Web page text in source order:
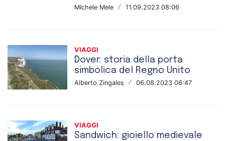
MIchele Mele / 11.09.2023 08:06
VIAGGI
Dover: storia della porta
simbolica del Regno Unito
Alberto Zingales / 06.08.2023 06:47
VIAGGI
Sandwich: gioiello medievale